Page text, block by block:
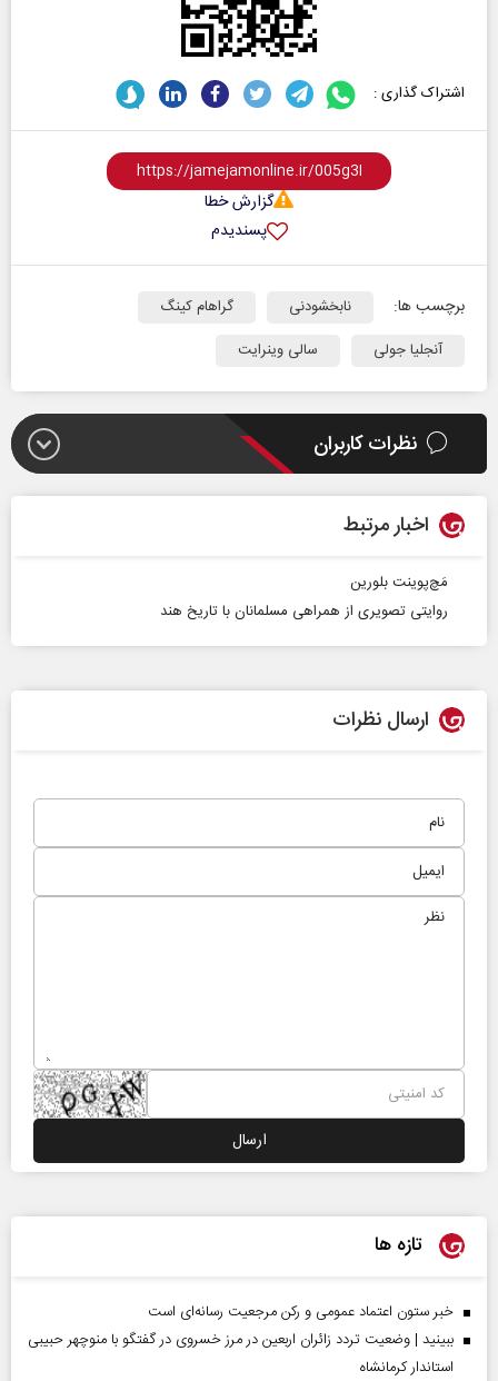
اشتراک گذاری :
گزارش خطا
پسندیدم
برچسب ها: نابخشودنی
گراهام کینگ
آنجلیا جولی
سالی وینرایت
نظرات کاربران
اخبار مرتبط
مَچ‌پوینت بلورین
روایتی تصویری از همراهی مسلمانان با تاریخ هند
ارسال نظرات
تازه ها
خبر ستون اعتماد عمومی و رکن مرجعیت رسانه‌ای است
ببینید | وضعیت تردد زائران اربعین در مرز خسروی در گفتگو با منوچهر حبیبی
استاندار کرمانشاه